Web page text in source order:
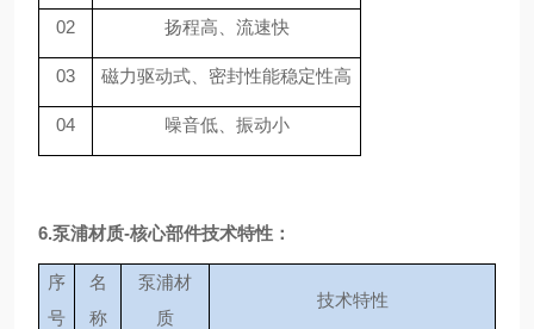
02 扬程高、流速快
03 磁力驱动式、密封性能稳定性高
04 噪音低、振动小
6.泵浦材质-核心部件技术特性：
序
号
名
称
泵浦材
质
技术特性